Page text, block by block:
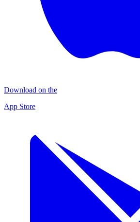
Download on the
App Store